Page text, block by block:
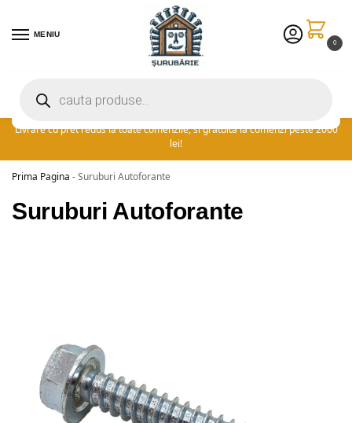
MENIU
0
reducere la comenzile peste 300 lei! adauga cuponul ‘FIDSUR’ la
Livrare cu pret redus la toate comenzile, si gratuita la comenzi peste 2000
lei!
Prima Pagina - Suruburi Autoforante
Suruburi Autoforante